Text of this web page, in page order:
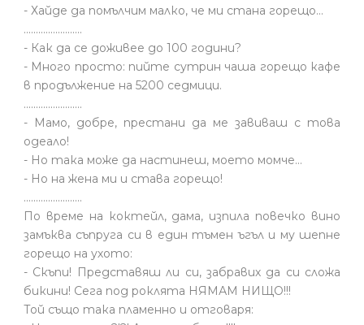
- Хайде да помълчим малко, че ми стана горещо...
........................
- Как да се доживее до 100 години?
- Много просто: пийте сутрин чаша горещо кафе
в продължение на 5200 седмици.
........................
- Мамо, добре, престани да ме завиваш с това
одеало!
- Но така може да настинеш, моето момче…
- Но на жена ми и става горещо!
........................
По време на коктейл, дама, изпила повечко вино
замъква съпруга си в един тъмен ъгъл и му шепне
горещо на ухото:
- Скъпи! Представяш ли си, забравих да си сложа
бикини! Сега под роклята НЯМАМ НИЩО!!!
Той също така пламенно и отговаря: